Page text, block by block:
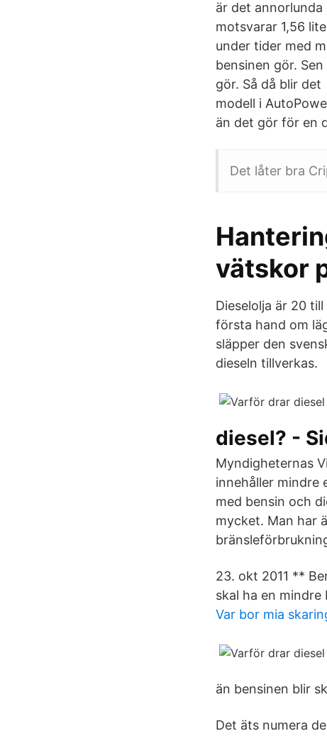
är det annorlunda
motsvarar 1,56
under tider med
bensinen gör.
gör. Så då blir
modell i
än det gör för en
Det låter bra
vätskor
Dieselolja är 20
första hand om
släpper den
dieseln tillverkas.
diesel? -
Myndigheternas
innehåller mindre
med bensin och
mycket. Man har
23. okt 2011 **
skal ha en
Var bor mia
än bensinen blir
Det äts numera